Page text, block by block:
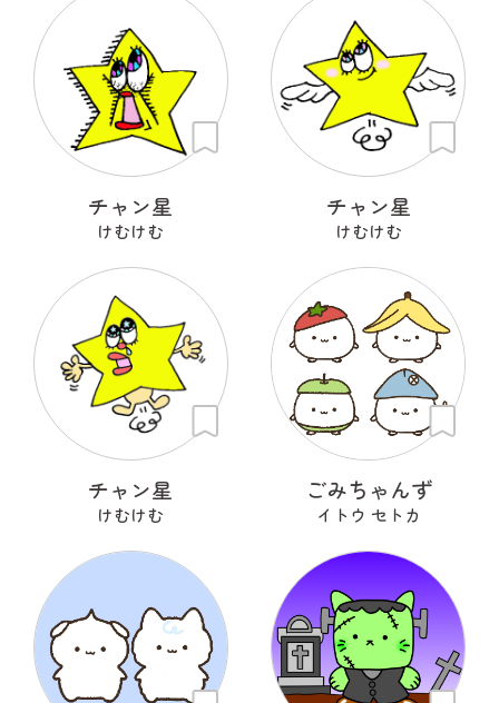
チャン星
けむけむ
チャン星
けむけむ
チャン星
けむけむ
ごみちゃんず
イトウ セトカ